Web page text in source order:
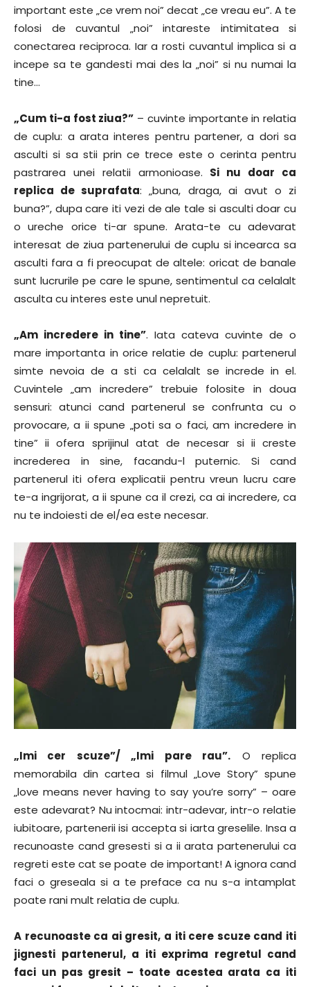
important este „ce vrem noi” decat „ce vreau eu”. A te
folosi de cuvantul „noi” intareste intimitatea si
conectarea reciproca. Iar a rosti cuvantul implica si a
incepe sa te gandesti mai des la „noi” si nu numai la
tine…
„Cum ti-a fost ziua?” – cuvinte importante in relatia
de cuplu: a arata interes pentru partener, a dori sa
asculti si sa stii prin ce trece este o cerinta pentru
pastrarea unei relatii armonioase. Si nu doar ca
replica de suprafata: „buna, draga, ai avut o zi
buna?”, dupa care iti vezi de ale tale si asculti doar cu
o ureche orice ti-ar spune. Arata-te cu adevarat
interesat de ziua partenerului de cuplu si incearca sa
asculti fara a fi preocupat de altele: oricat de banale
sunt lucrurile pe care le spune, sentimentul ca celalalt
asculta cu interes este unul nepretuit.
„Am incredere in tine”. Iata cateva cuvinte de o
mare importanta in orice relatie de cuplu: partenerul
simte nevoia de a sti ca celalalt se increde in el.
Cuvintele „am incredere” trebuie folosite in doua
sensuri: atunci cand partenerul se confrunta cu o
provocare, a ii spune „poti sa o faci, am incredere in
tine” ii ofera sprijinul atat de necesar si ii creste
increderea in sine, facandu-l puternic. Si cand
partenerul iti ofera explicatii pentru vreun lucru care
te-a ingrijorat, a ii spune ca il crezi, ca ai incredere, ca
nu te indoiesti de el/ea este necesar.
„Imi cer scuze”/ „Imi pare rau”. O replica
memorabila din cartea si filmul „Love Story” spune
„love means never having to say you’re sorry” – oare
este adevarat? Nu intocmai: intr-adevar, intr-o relatie
iubitoare, partenerii isi accepta si iarta greselile. Insa a
recunoaste cand gresesti si a ii arata partenerului ca
regreti este cat se poate de important! A ignora cand
faci o greseala si a te preface ca nu s-a intamplat
poate rani mult relatia de cuplu.
A recunoaste ca ai gresit, a iti cere scuze cand iti
jignesti partenerul, a iti exprima regretul cand
faci un pas gresit – toate acestea arata ca iti